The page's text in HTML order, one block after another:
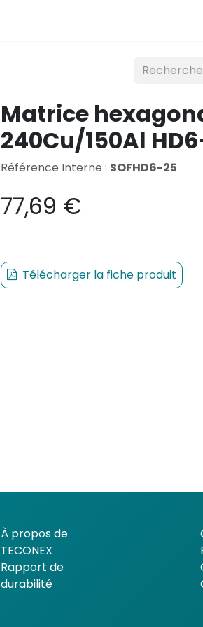
Matrice
240Cu/150Al
Référence Interne : SOFHD6-25
77,69 €
Télécharger la fiche produit
À propos de
TECONEX
Rapport de
durabilité